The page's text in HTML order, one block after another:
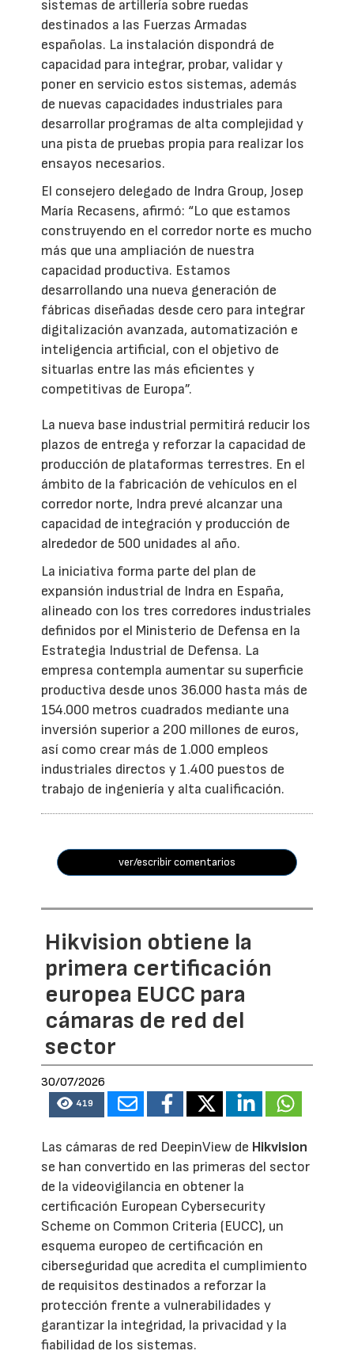
sistemas de artillería sobre ruedas
destinados a las Fuerzas Armadas
españolas. La instalación dispondrá de
capacidad para integrar, probar, validar y
poner en servicio estos sistemas, además
de nuevas capacidades industriales para
desarrollar programas de alta complejidad y
una pista de pruebas propia para realizar los
ensayos necesarios.
El consejero delegado de Indra Group, Josep
María Recasens, afirmó: “Lo que estamos
construyendo en el corredor norte es mucho
más que una ampliación de nuestra
capacidad productiva. Estamos
desarrollando una nueva generación de
fábricas diseñadas desde cero para integrar
digitalización avanzada, automatización e
inteligencia artificial, con el objetivo de
situarlas entre las más eficientes y
competitivas de Europa”.
La nueva base industrial permitirá reducir los
plazos de entrega y reforzar la capacidad de
producción de plataformas terrestres. En el
ámbito de la fabricación de vehículos en el
corredor norte, Indra prevé alcanzar una
capacidad de integración y producción de
alrededor de 500 unidades al año.
La iniciativa forma parte del plan de
expansión industrial de Indra en España,
alineado con los tres corredores industriales
definidos por el Ministerio de Defensa en la
Estrategia Industrial de Defensa. La
empresa contempla aumentar su superficie
productiva desde unos 36.000 hasta más de
154.000 metros cuadrados mediante una
inversión superior a 200 millones de euros,
así como crear más de 1.000 empleos
industriales directos y 1.400 puestos de
trabajo de ingeniería y alta cualificación.
ver/escribir comentarios
Hikvision obtiene la
primera certificación
europea EUCC para
cámaras de red del
sector
30/07/2026
419
Las cámaras de red DeepinView de Hikvision
se han convertido en las primeras del sector
de la videovigilancia en obtener la
certificación European Cybersecurity
Scheme on Common Criteria (EUCC), un
esquema europeo de certificación en
ciberseguridad que acredita el cumplimiento
de requisitos destinados a reforzar la
protección frente a vulnerabilidades y
garantizar la integridad, la privacidad y la
fiabilidad de los sistemas.